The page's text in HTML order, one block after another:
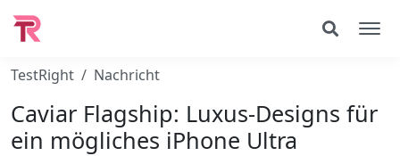
TestRight Nachricht
Caviar Flagship: Luxus-Designs für
ein mögliches iPhone Ultra